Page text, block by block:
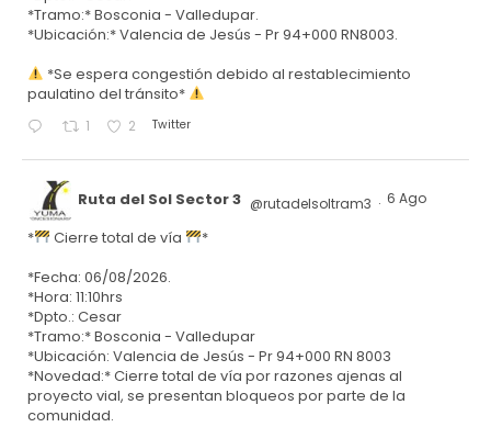
*Tramo:* Bosconia - Valledupar.
*Ubicación:* Valencia de Jesús - Pr 94+000 RN8003.
*Se espera congestión debido al restablecimiento
paulatino del tránsito*
1 2 Twitter
Ruta del Sol Sector 3 @rutadelsoltram3 · 6 Ago
* Cierre total de vía
*
*Fecha: 06/08/2026.
*Hora: 11:10hrs
*Dpto.: Cesar
*Tramo:* Bosconia - Valledupar
*Ubicación: Valencia de Jesús - Pr 94+000 RN 8003
*Novedad:* Cierre total de vía por razones ajenas al
proyecto vial, se presentan bloqueos por parte de la
comunidad.